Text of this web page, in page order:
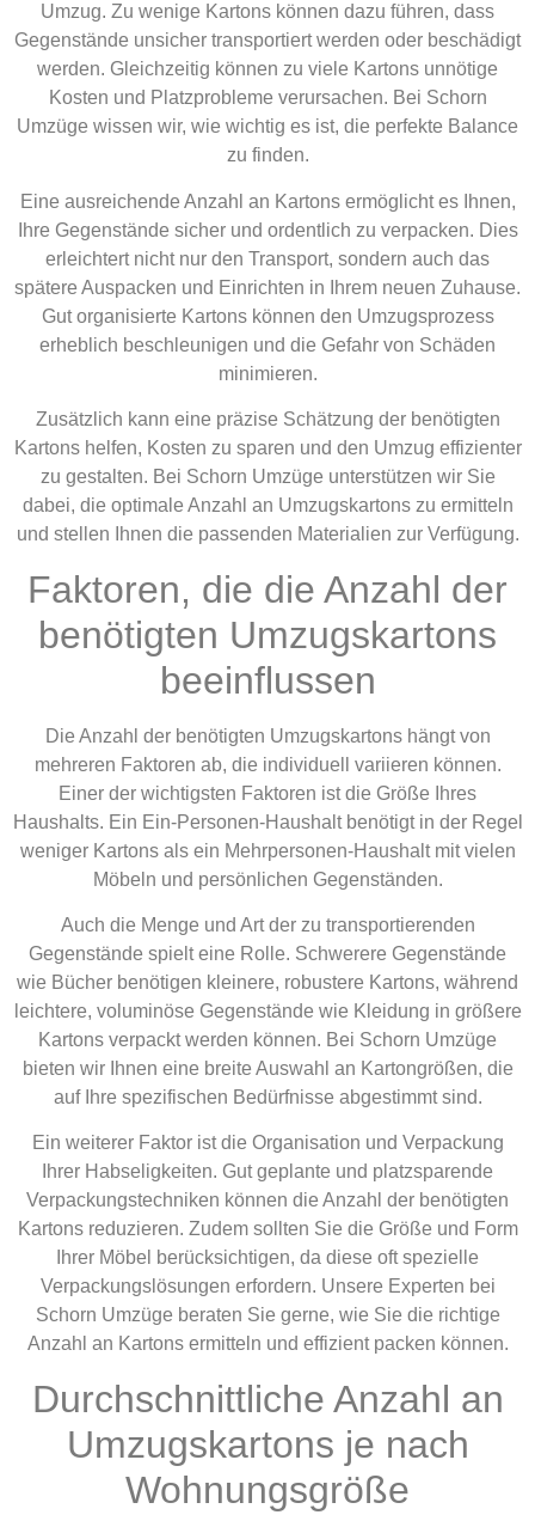
Umzug. Zu wenige Kartons können dazu führen, dass
Gegenstände unsicher transportiert werden oder beschädigt
werden. Gleichzeitig können zu viele Kartons unnötige
Kosten und Platzprobleme verursachen. Bei Schorn
Umzüge wissen wir, wie wichtig es ist, die perfekte Balance
zu finden.
Eine ausreichende Anzahl an Kartons ermöglicht es Ihnen,
Ihre Gegenstände sicher und ordentlich zu verpacken. Dies
erleichtert nicht nur den Transport, sondern auch das
spätere Auspacken und Einrichten in Ihrem neuen Zuhause.
Gut organisierte Kartons können den Umzugsprozess
erheblich beschleunigen und die Gefahr von Schäden
minimieren.
Zusätzlich kann eine präzise Schätzung der benötigten
Kartons helfen, Kosten zu sparen und den Umzug effizienter
zu gestalten. Bei Schorn Umzüge unterstützen wir Sie
dabei, die optimale Anzahl an Umzugskartons zu ermitteln
und stellen Ihnen die passenden Materialien zur Verfügung.
Faktoren, die die Anzahl der
benötigten Umzugskartons
beeinflussen
Die Anzahl der benötigten Umzugskartons hängt von
mehreren Faktoren ab, die individuell variieren können.
Einer der wichtigsten Faktoren ist die Größe Ihres
Haushalts. Ein Ein-Personen-Haushalt benötigt in der Regel
weniger Kartons als ein Mehrpersonen-Haushalt mit vielen
Möbeln und persönlichen Gegenständen.
Auch die Menge und Art der zu transportierenden
Gegenstände spielt eine Rolle. Schwerere Gegenstände
wie Bücher benötigen kleinere, robustere Kartons, während
leichtere, voluminöse Gegenstände wie Kleidung in größere
Kartons verpackt werden können. Bei Schorn Umzüge
bieten wir Ihnen eine breite Auswahl an Kartongrößen, die
auf Ihre spezifischen Bedürfnisse abgestimmt sind.
Ein weiterer Faktor ist die Organisation und Verpackung
Ihrer Habseligkeiten. Gut geplante und platzsparende
Verpackungstechniken können die Anzahl der benötigten
Kartons reduzieren. Zudem sollten Sie die Größe und Form
Ihrer Möbel berücksichtigen, da diese oft spezielle
Verpackungslösungen erfordern. Unsere Experten bei
Schorn Umzüge beraten Sie gerne, wie Sie die richtige
Anzahl an Kartons ermitteln und effizient packen können.
Durchschnittliche Anzahl an
Umzugskartons je nach
Wohnungsgröße